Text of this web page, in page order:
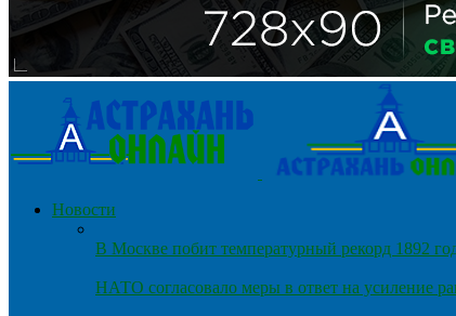
Новости
В Москве побит температурный рекорд 1892
НАТО согласовало меры в ответ на усиление